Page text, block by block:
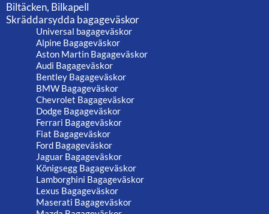
Biltäcken, Bilkapell
Skräddarsydda bagageväskor
Universal bagageväskor
Alpine Bagageväskor
Aston Martin Bagageväskor
Audi Bagageväskor
Bentley Bagageväskor
BMW Bagageväskor
Chevrolet Bagageväskor
Dodge Bagageväskor
Ferrari Bagageväskor
Fiat Bagageväskor
Ford Bagageväskor
Jaguar Bagageväskor
Königsegg Bagageväskor
Lamborghini Bagageväskor
Lexus Bagageväskor
Maserati Bagageväskor